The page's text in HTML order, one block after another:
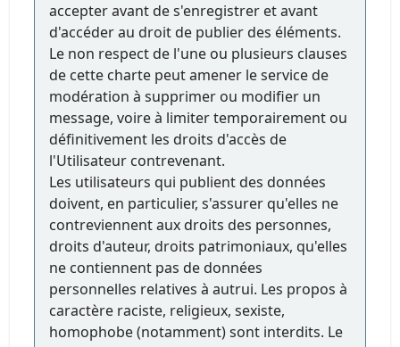
accepter avant de s'enregistrer et avant
d'accéder au droit de publier des éléments.
Le non respect de l'une ou plusieurs clauses
de cette charte peut amener le service de
modération à supprimer ou modifier un
message, voire à limiter temporairement ou
définitivement les droits d'accès de
l'Utilisateur contrevenant.
Les utilisateurs qui publient des données
doivent, en particulier, s'assurer qu'elles ne
contreviennent aux droits des personnes,
droits d'auteur, droits patrimoniaux, qu'elles
ne contiennent pas de données
personnelles relatives à autrui. Les propos à
caractère raciste, religieux, sexiste,
homophobe (notamment) sont interdits. Le